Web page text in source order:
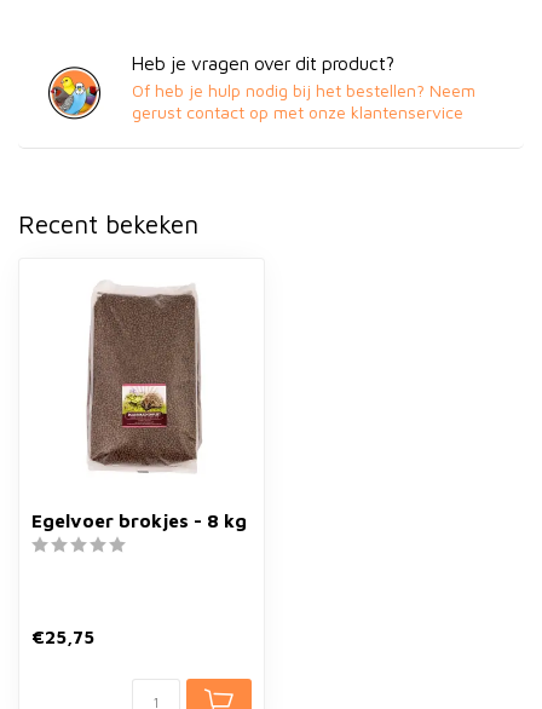
Heb je vragen over dit product?
Of heb je hulp nodig bij het bestellen? Neem
gerust contact op met onze klantenservice
Recent bekeken
Egelvoer brokjes - 8 kg
€25,75